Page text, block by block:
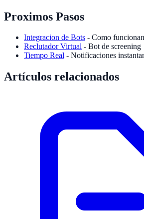
Proximos Pasos
Integracion de Bots - Como
Reclutador Virtual - Bot de screening
Tiempo Real - Notificaciones
Artículos relacionados